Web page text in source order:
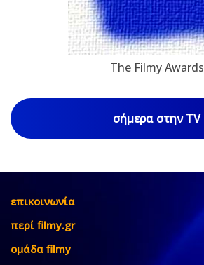
The Filmy Awards
σήμερα στην TV
επικοινωνία
περί filmy.gr
ομάδα filmy